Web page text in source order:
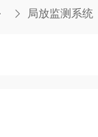
局放监测系统